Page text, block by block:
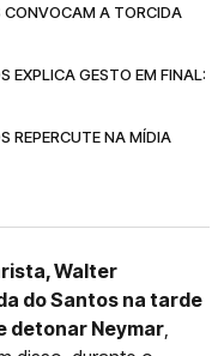
A TORCIDA
EXPLICA GESTO EM FINAL:
REPERCUTE NA MÍDIA
Walter
do Santos na tarde
detonar Neymar,